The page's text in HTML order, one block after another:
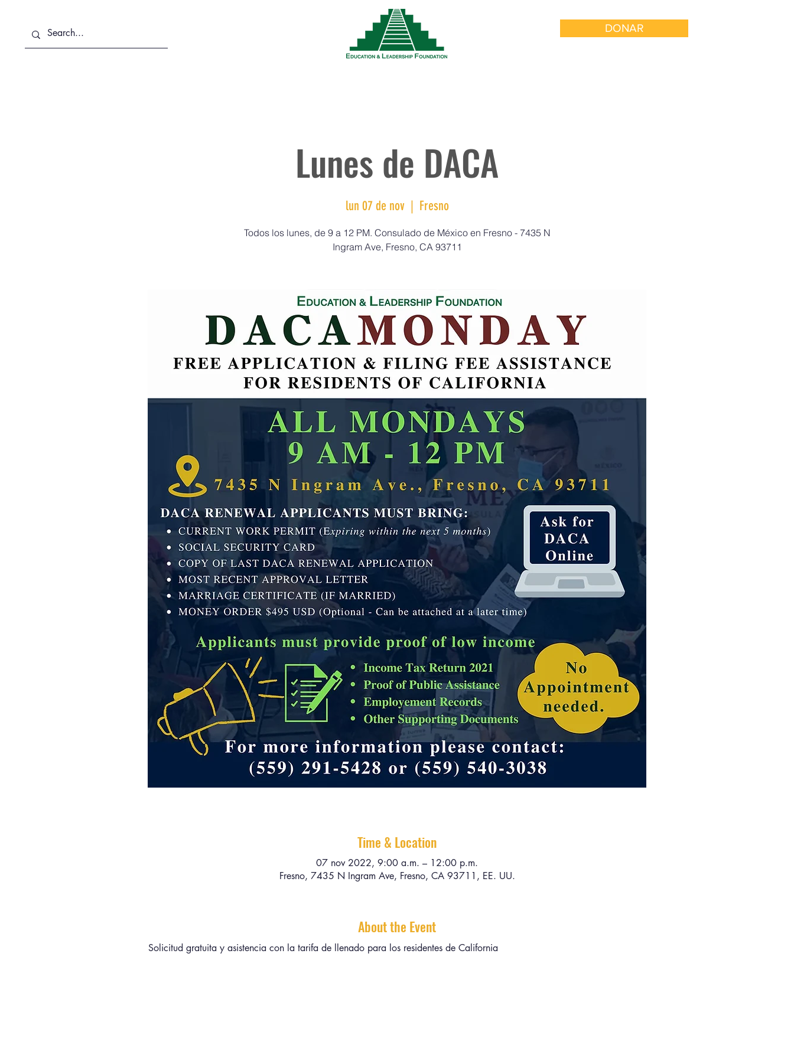
DONAR
Lunes de DACA
lun 07 de nov
  |
Fresno
Todos los lunes, de 9 a 12 PM. Consulado de México en Fresno - 7435 N
Ingram Ave, Fresno, CA 93711
Time & Location
07 nov 2022, 9:00 a.m. – 12:00 p.m.
Fresno, 7435 N Ingram Ave, Fresno, CA 93711, EE. UU.
About the Event
Solicitud gratuita y asistencia con la tarifa de llenado para los residentes de California